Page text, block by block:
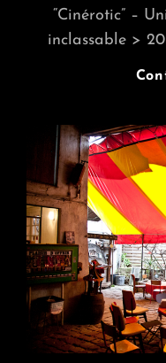
“Cinérotic” –
inclassable >